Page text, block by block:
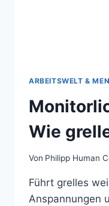
ARBEITSWELT &
Wie
Von Philipp Human
Führt grelles
Anspannungen